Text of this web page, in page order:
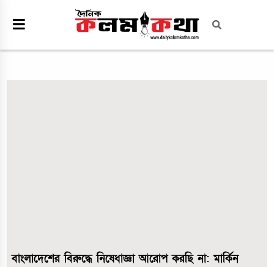
বাংলাদেশের বিরুদ্ধে নিষেধাজ্ঞা আরোপ করছি না: মার্কিন